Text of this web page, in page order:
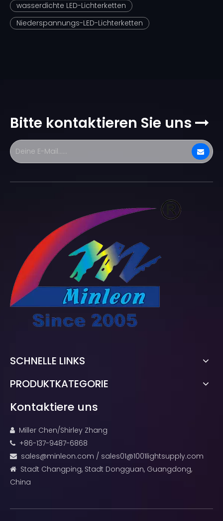
wasserdichte LED-Lichterketten
Niederspannungs-LED-Lichterketten
Bitte kontaktieren Sie uns 
SCHNELLE LINKS
PRODUKTKATEGORIE
Kontaktiere uns
 Miller Chen/Shirley Zhang
 +86-137-9487-6868
 sales@minleon.com / sales01@1001lightsupply.com

Stadt Changping, Stadt Dongguan, Guangdong,
China